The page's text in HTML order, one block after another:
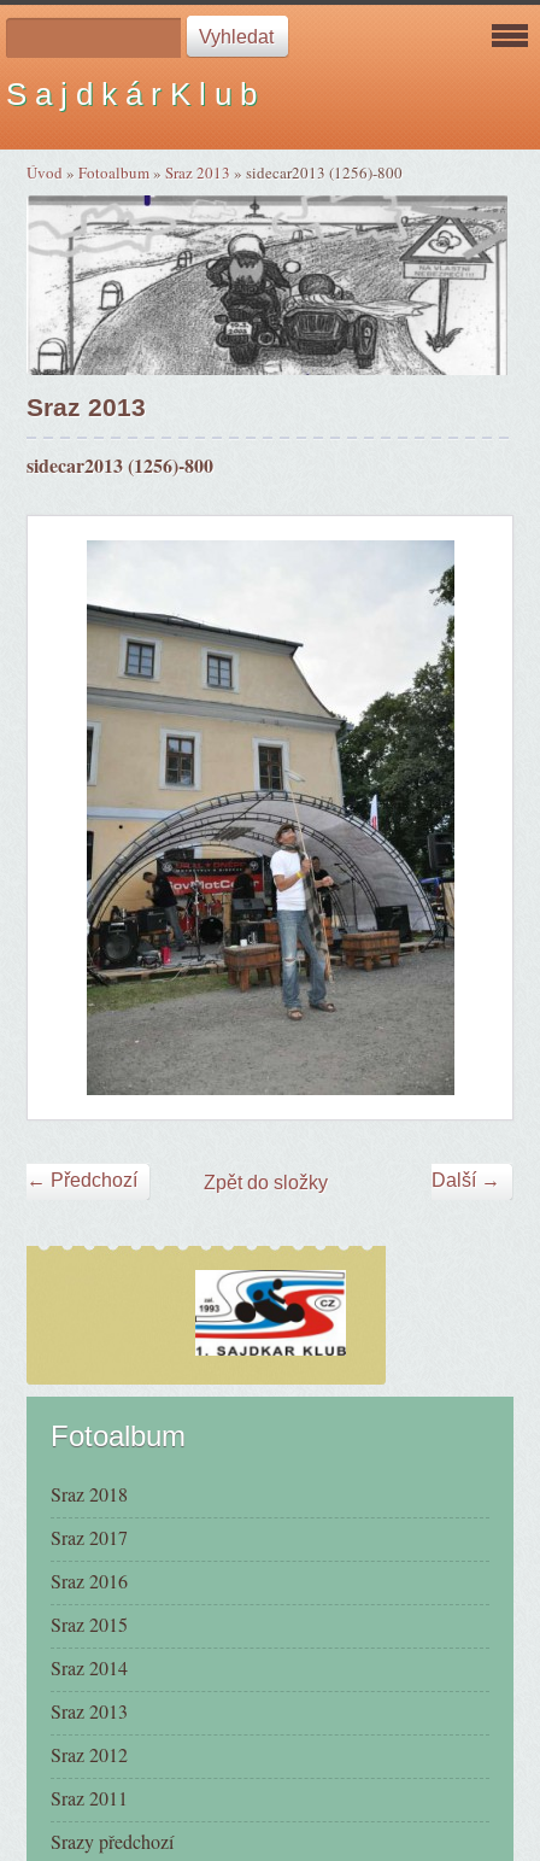
S a j d k á r K l u b
Úvod »Fotoalbum»Sraz 2013 »sidecar2013 (1256)-800
Sraz 2013
sidecar2013 (1256)-800
← Předchozí Další →
Zpět do složky
Fotoalbum
Sraz 2018
Sraz 2017
Sraz 2016
Sraz 2015
Sraz 2014
Sraz 2013
Sraz 2012
Sraz 2011
Srazy předchozí